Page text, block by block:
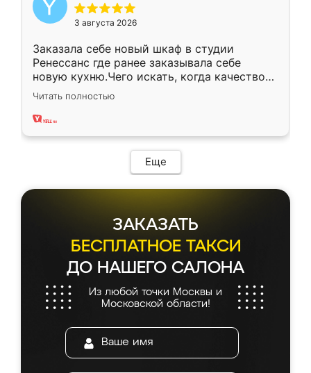
3 августа 2026
Заказала себе новый шкаф в студии
Ренессанс где ранее заказывала себе
новую кухню.Чего искать, когда качеством
вполне довольна. Служит кухня уже почти
два года, нареканий нет.
Читать полностью
Еще
ЗАКАЗАТЬ
БЕСПЛАТНОЕ ТАКСИ
ДО НАШЕГО САЛОНА
Из любой точки Москвы и
Московской области!